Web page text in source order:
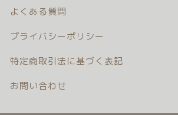
よくある質問
プライバシーポリシー
特定商取引法に基づく表記
お問い合わせ